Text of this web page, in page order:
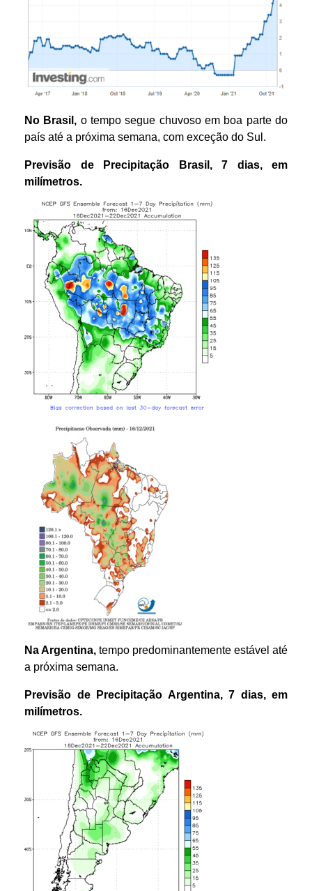
No Brasil, o tempo segue chuvoso em boa parte do
país até a próxima semana, com exceção do Sul.
Previsão de Precipitação Brasil , 7 dias,
em
milímetros.
Na Argentina, tempo predominantemente estável até
a próxima semana.
Previsão de Precipitação Argentina, 7 dias, em
milímetros.